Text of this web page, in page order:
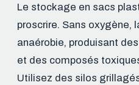
Le stockage en sacs
proscrire. Sans oxygène,
anaérobie, produisant
et des composés
Utilisez des silos